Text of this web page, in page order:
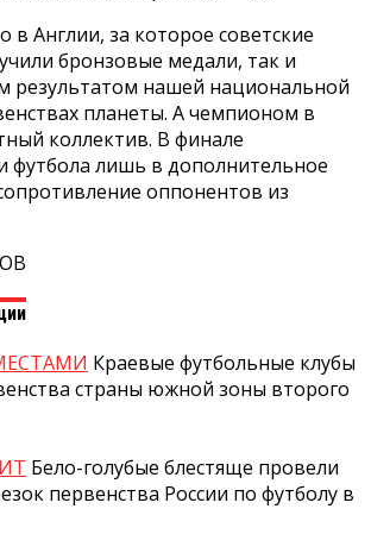
в Англии, за которое советские
бронзовые медали, так и
результатом нашей национальной
планеты. А чемпионом в
коллектив. В финале
футбола лишь в дополнительное
оппонентов из
Краевые футбольные клубы
страны южной зоны второго
Бело-голубые блестяще провели
первенства России по футболу в